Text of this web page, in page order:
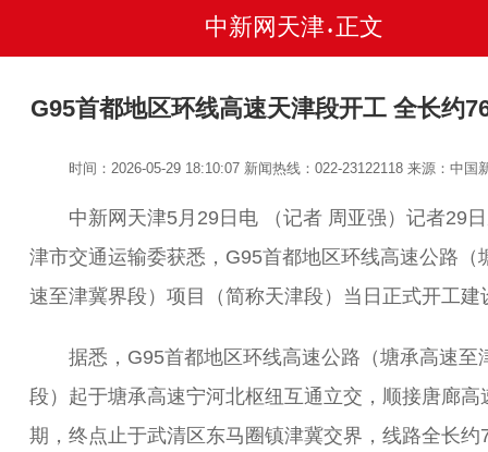
中新网天津 • 正文
G95首都地区环线高速天津段开工 全长约
时间：2026-05-29 18:10:07 新闻热线：022-23122118来源：中国
中新网天津5月29日电 （记者 周亚强）记者29
津市交通运输委获悉，G95首都地区环线高速公路（
速至津冀界段）项目（简称天津段）当日正式开工建
据悉，G95首都地区环线高速公路（塘承高速至
段）起于塘承高速宁河北枢纽互通立交，顺接唐廊高
期，终点止于武清区东马圈镇津冀交界，线路全长约